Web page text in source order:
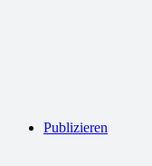
Publizieren